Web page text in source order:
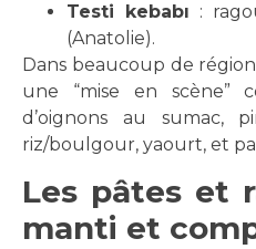
Testi kebabı :
(Anatolie).
Dans beaucoup de
une “mise en scène”
d’oignons au sumac,
riz/boulgour, yaourt, et
Les pâtes et
manti et